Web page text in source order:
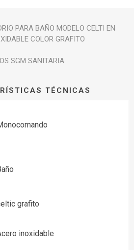
PARA BAÑO MODELO CELTI EN
COLOR GRAFITO
SGM SANITARIA
TÉCNICAS
grafito
inoxidable